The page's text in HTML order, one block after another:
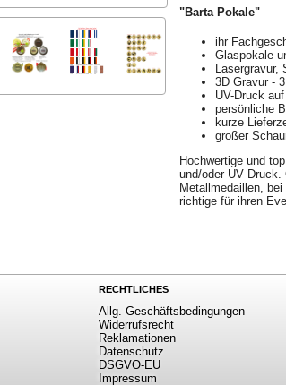
"Barta Pokale"
ihr
Glaspokale
Lasergravur,
3D Gravur -
UV-Druck
persönliche
kurze
großer
Hochwertige und
und/oder UV Druck.
Metallmedaillen,
richtige für ihren
RECHTLICHES
Allg. Geschäftsbedingungen
Widerrufsrecht
Reklamationen
Datenschutz
DSGVO-EU
Impressum